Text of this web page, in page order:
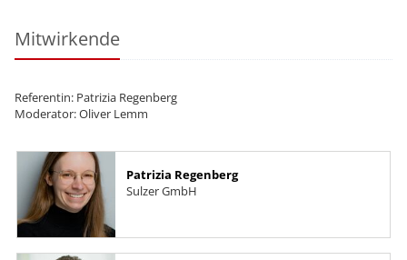
Mitwirkende
Referentin: Patrizia Regenberg
Moderator: Oliver Lemm
Patrizia Regenberg
Sulzer GmbH